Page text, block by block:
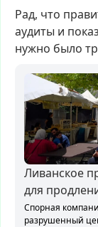
Рад, что
аудиты и
нужно было
Ливанское
для
Спорная
разрушенный